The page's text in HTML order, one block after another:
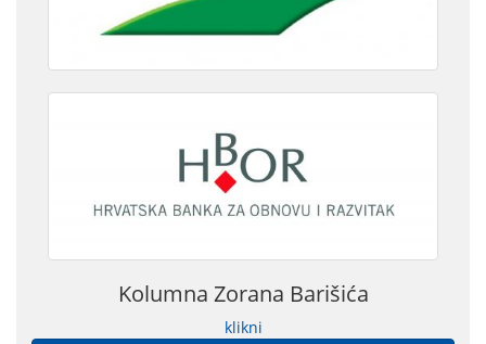
Kolumna Zorana Barišića
klikni